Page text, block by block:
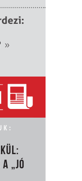
»
„JÓ